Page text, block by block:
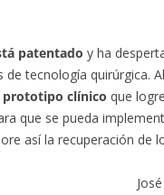
patentado y ha
de tecnología quirúrgica.
prototipo clínico que
que se pueda
así la recuperación de